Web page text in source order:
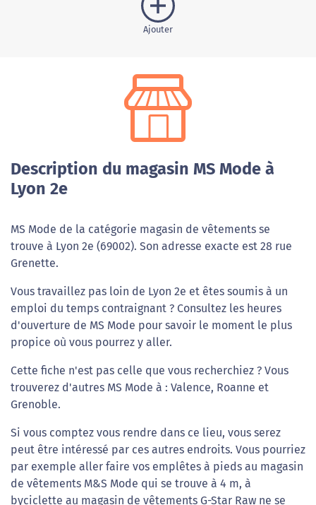
Ajouter
Description du magasin MS Mode à
Lyon 2e
MS Mode de la catégorie magasin de vêtements se
trouve à Lyon 2e (69002). Son adresse exacte est 28 rue
Grenette.
Vous travaillez pas loin de Lyon 2e et êtes soumis à un
emploi du temps contraignant ? Consultez les heures
d'ouverture de MS Mode pour savoir le moment le plus
propice où vous pourrez y aller.
Cette fiche n'est pas celle que vous recherchiez ? Vous
trouverez d'autres MS Mode à : Valence, Roanne et
Grenoble.
Si vous comptez vous rendre dans ce lieu, vous serez
peut être intéressé par ces autres endroits. Vous pourriez
par exemple aller faire vos emplêtes à pieds au magasin
de vêtements M&S Mode qui se trouve à 4 m, à
byciclette au magasin de vêtements G-Star Raw ne se